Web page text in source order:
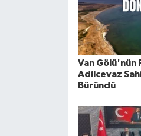
Van Gölü'nün
Adilcevaz
Büründü